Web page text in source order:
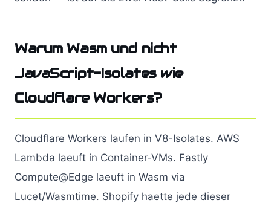
Warum Wasm und nicht
JavaScript-Isolates wie
Cloudflare Workers?
Cloudflare Workers laufen in V8-Isolates. AWS
Lambda laeuft in Container-VMs. Fastly
Compute@Edge laeuft in Wasm via
Lucet/Wasmtime. Shopify haette jede dieser